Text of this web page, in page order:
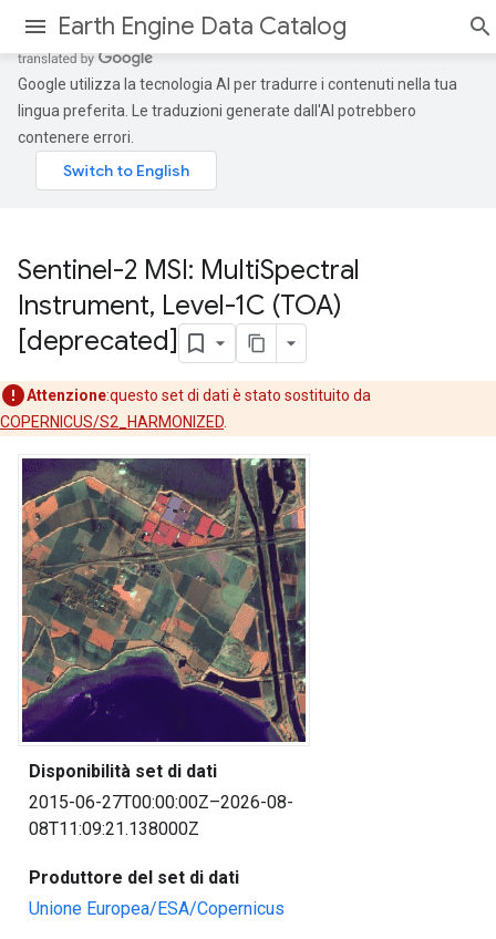
Earth Engine Data Catalog
Google utilizza la tecnologia AI per tradurre i contenuti nella tua
lingua preferita. Le traduzioni generate dall'AI potrebbero
contenere errori.
Sentinel-2 MSI: MultiSpectral
Instrument, Level-1C (TOA)
[deprecated]
Attenzione:questo set di dati è stato sostituito da
COPERNICUS/S2_HARMONIZED
Disponibilità set di dati
2015-06-27T00:00:00Z–2026-08-
08T11:09:21.138000Z
Produttore del set di dati
Unione Europea/ESA/Copernicus